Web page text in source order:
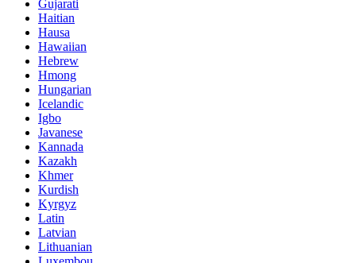
Gujarati
Haitian
Hausa
Hawaiian
Hebrew
Hmong
Hungarian
Icelandic
Igbo
Javanese
Kannada
Kazakh
Khmer
Kurdish
Kyrgyz
Latin
Latvian
Lithuanian